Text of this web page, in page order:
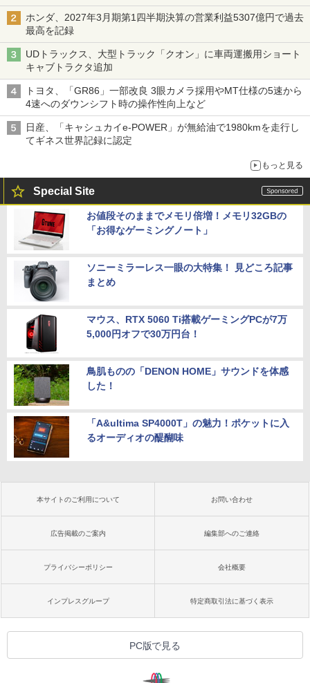
ホンダ、2027年3月期第1四半期決算の営業利益5307億円で過去
最高を記録
UDトラックス、大型トラック「クオン」に車両運搬用ショート
キャブトラクタ追加
トヨタ、「GR86」一部改良 3眼カメラ採用やMT仕様の5速から
4速へのダウンシフト時の操作性向上など
日産、「キャシュカイe-POWER」が無給油で1980kmを走行し
てギネス世界記録に認定
もっと見る
Special Site
お値段そのままでメモリ倍増！メモリ32GBの
「お得なゲーミングノート」
ソニーミラーレス一眼の大特集！ 見どころ記事
まとめ
マウス、RTX 5060 Ti搭載ゲーミングPCが7万
5,000円オフで30万円台！
鳥肌ものの「DENON HOME」サウンドを体感
した！
「A&ultima SP4000T」の魅力！ポケットに入
るオーディオの醍醐味
本サイトのご利用について お問い合わせ
広告掲載のご案内 編集部へのご連絡
プライバシーポリシー 会社概要
インプレスグループ 特定商取引法に基づく表示
PC版で見る